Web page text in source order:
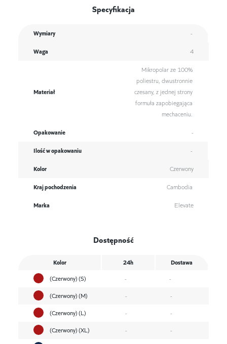
Specyfikacja
Wymiary -
Waga 4
Materiał
Mikropolar ze 100%
poliestru, dwustronnie
czesany, z jednej strony
formuła zapobiegająca
mechaceniu.
Opakowanie -
Ilość w opakowaniu -
Kolor Czerwony
Kraj pochodzenia Cambodia
Marka Elevate
Dostępność
Kolor 24h
Dostawa
(Czerwony) (S)
-
-
(Czerwony) (M)
-
-
(Czerwony) (L)
-
-
(Czerwony) (XL)
-
-